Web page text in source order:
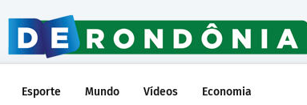
Esporte Mundo Vídeos Economia